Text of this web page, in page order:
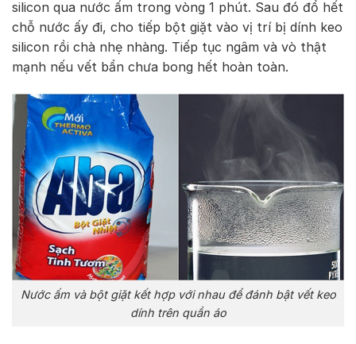
silicon qua nước ấm trong vòng 1 phút. Sau đó đổ hết
chỗ nước ấy đi, cho tiếp bột giặt vào vị trí bị dính keo
silicon rồi chà nhẹ nhàng. Tiếp tục ngâm và vò thật
mạnh nếu vết bẩn chưa bong hết hoàn toàn.
Nước ấm và bột giặt kết hợp với nhau để đánh bật vết keo
dính trên quần áo